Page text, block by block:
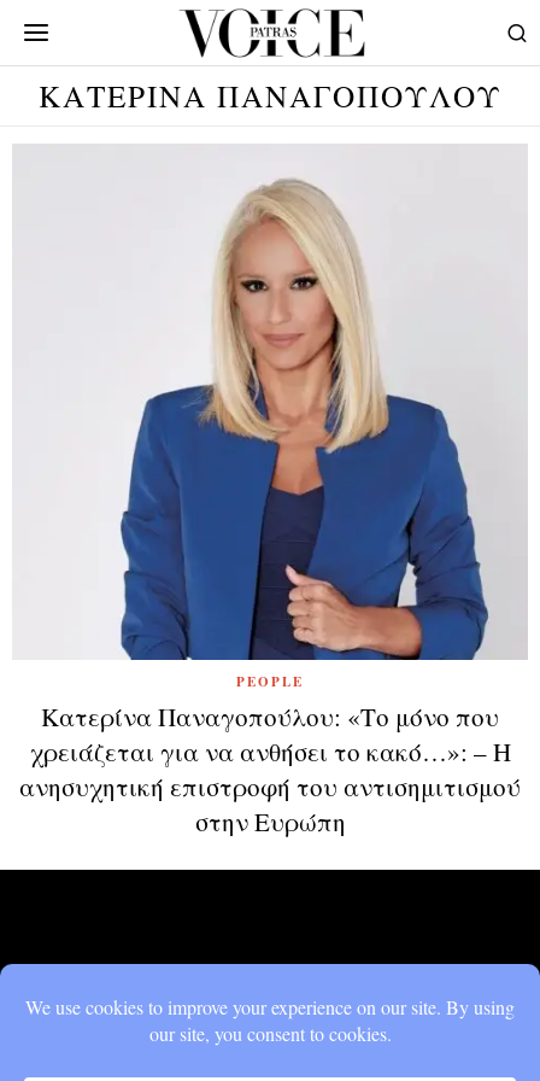
ΚΑΤΕΡΙΝΑ ΠΑΝΑΓΟΠΟΥΛΟΥ
PEOPLE
Κατερίνα Παναγοπούλου: «Το μόνο που
χρειάζεται για να ανθήσει το κακό…»: – Η
ανησυχητική επιστροφή του αντισημιτισμού
στην Ευρώπη